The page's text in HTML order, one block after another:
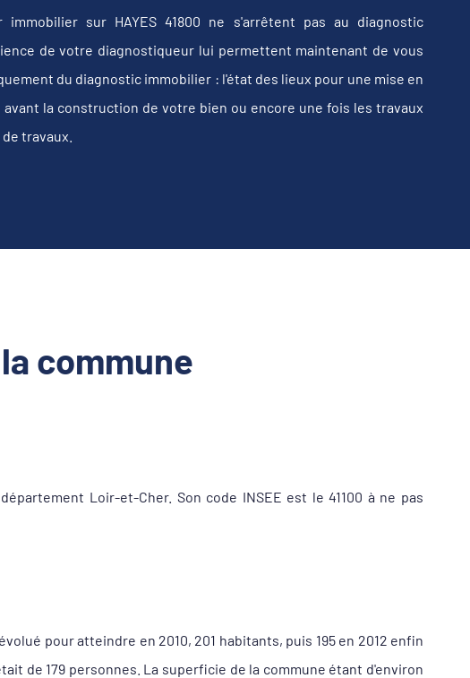
sur HAYES 41800 ne s'arrêtent pas au diagnostic
de votre diagnostiqueur lui permettent maintenant de vous
du diagnostic immobilier : l'état des lieux pour une mise en
la construction de votre bien ou encore une fois les travaux
travaux.
commune
Loir-et-Cher. Son code INSEE est le 41100 à ne pas
pour atteindre en 2010, 201 habitants, puis 195 en 2012 enfin
de 179 personnes. La superficie de la commune étant d'environ